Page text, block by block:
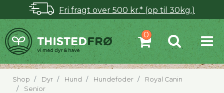
Fri fragt over 500 kr.* (op til 30kg.)
Shop Dyr Hund Hundefoder
Royal Canin
Senior